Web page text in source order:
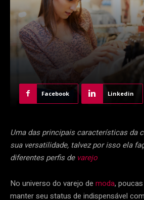
Facebook Linkedin
Uma das principais características da
sua versatilidade, talvez por isso ela
diferentes perfis de varejo
No universo do varejo de moda,
manter seu status de indispensável